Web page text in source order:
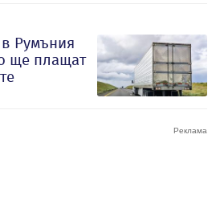
Румъния
ще плащат